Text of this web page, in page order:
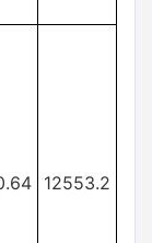
12553.2